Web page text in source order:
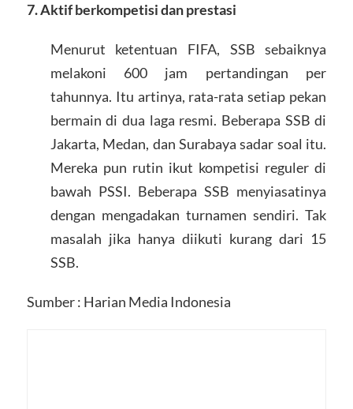
7. Aktif berkompetisi dan prestasi
Menurut ketentuan FIFA, SSB sebaiknya
melakoni 600 jam pertandingan per
tahunnya. Itu artinya, rata-rata setiap pekan
bermain di dua laga resmi. Beberapa SSB di
Jakarta, Medan, dan Surabaya sadar soal itu.
Mereka pun rutin ikut kompetisi reguler di
bawah PSSI. Beberapa SSB menyiasatinya
dengan mengadakan turnamen sendiri. Tak
masalah jika hanya diikuti kurang dari 15
SSB.
Sumber : Harian Media Indonesia